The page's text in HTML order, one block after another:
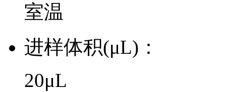
室温
进样体积(μL)：
20μL